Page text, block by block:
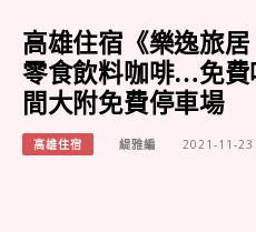
高雄住宿《樂逸旅
零食飲料咖啡…免費
間大附免費停車場
高雄住宿 緹雅編 2021-11-23